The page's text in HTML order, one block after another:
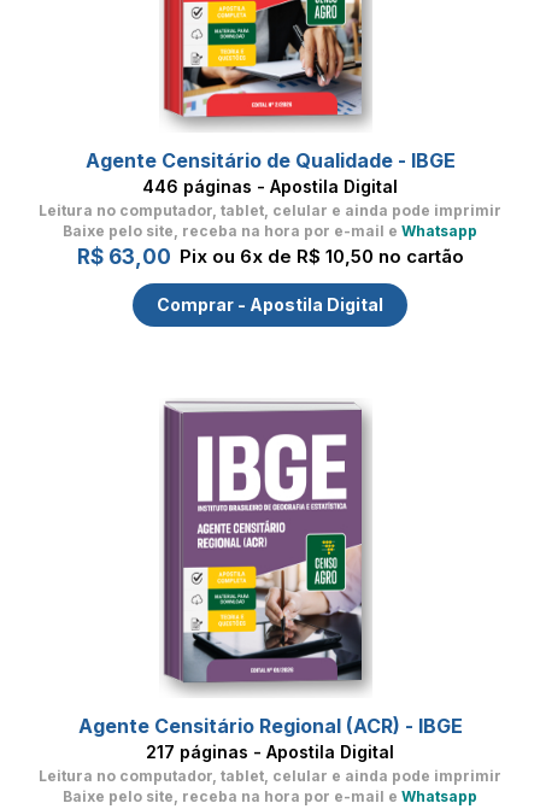
Agente Censitário de Qualidade - IBGE
446 páginas - Apostila Digital
Leitura no computador, tablet, celular e ainda pode imprimir
Baixe pelo site, receba na hora por e-mail e Whatsapp
R$ 63,00 Pix ou 6x de R$ 10,50 no cartão
Comprar - Apostila Digital
Agente Censitário Regional (ACR) - IBGE
217 páginas - Apostila Digital
Leitura no computador, tablet, celular e ainda pode imprimir
Baixe pelo site, receba na hora por e-mail e Whatsapp